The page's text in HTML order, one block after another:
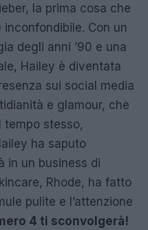
la prima cosa che
inconfondibile. Con un
degli anni ’90 e una
Hailey è diventata
sui social media
e glamour, che
tempo stesso,
ha saputo
in un business di
Rhode, ha fatto
pulite e l’attenzione
4 ti sconvolgerà!